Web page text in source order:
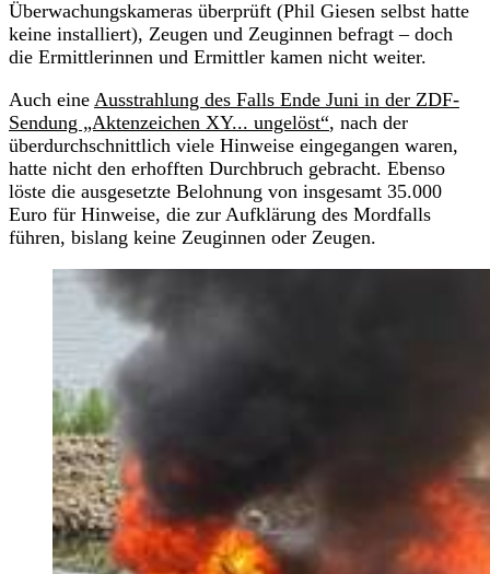
Überwachungskameras überprüft (Phil Giesen selbst hatte
keine installiert), Zeugen und Zeuginnen befragt – doch
die Ermittlerinnen und Ermittler kamen nicht weiter.
Auch eine Ausstrahlung des Falls Ende Juni in der ZDF-
Sendung „Aktenzeichen XY... ungelöst“, nach der
überdurchschnittlich viele Hinweise eingegangen waren,
hatte nicht den erhofften Durchbruch gebracht. Ebenso
löste die ausgesetzte Belohnung von insgesamt 35.000
Euro für Hinweise, die zur Aufklärung des Mordfalls
führen, bislang keine Zeuginnen oder Zeugen.